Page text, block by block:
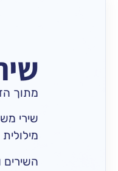
מתוך
שירי
השירים